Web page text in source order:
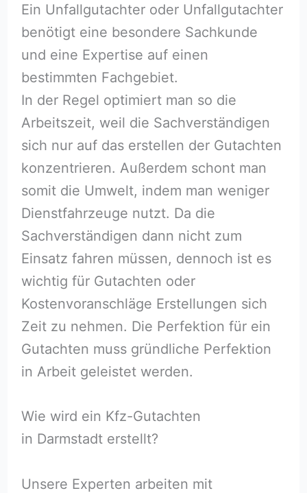
Ein Unfallgutachter oder Unfallgutachter
benötigt eine besondere Sachkunde
und eine Expertise auf einen
bestimmten Fachgebiet.
In der Regel optimiert man so die
Arbeitszeit, weil die Sachverständigen
sich nur auf das erstellen der Gutachten
konzentrieren. Außerdem schont man
somit die Umwelt, indem man weniger
Dienstfahrzeuge nutzt. Da die
Sachverständigen dann nicht zum
Einsatz fahren müssen, dennoch ist es
wichtig für Gutachten oder
Kostenvoranschläge Erstellungen sich
Zeit zu nehmen. Die Perfektion für ein
Gutachten muss gründliche Perfektion
in Arbeit geleistet werden.
Wie wird ein Kfz-Gutachten
in Darmstadt erstellt?
Unsere Experten arbeiten mit